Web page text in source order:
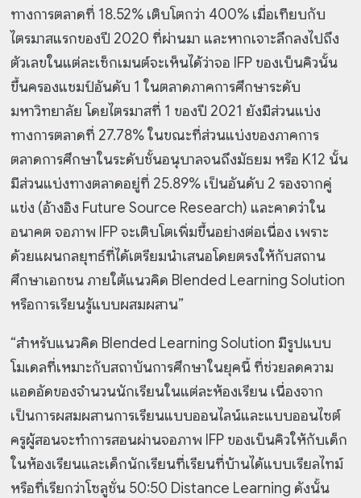
ทางการตลาดที่ 18.52% เติบโตกว่า 400% เมื่อเทียบกับ
ไตรมาสแรกของปี 2020 ที่ผ่านมา และหากเจาะลึกลงไปถึง
ตัวเลขในแต่ละเซ็กเมนต์จะเห็นได้ว่าจอ IFP ของเบ็นคิวนั้น
ขึ้นครองแชมป์อันดับ 1 ในตลาดภาคการศึกษาระดับ
มหาวิทยาลัย โดยไตรมาสที่ 1 ของปี 2021 ยังมีส่วนแบ่ง
ทางการตลาดที่ 27.78% ในขณะที่ส่วนแบ่งของภาคการ
ตลาดการศึกษาในระดับชั้นอนุบาลจนถึงมัธยม หรือ K12 นั้น
มีส่วนแบ่งทางตลาดอยู่ที่ 25.89% เป็นอันดับ 2 รองจากคู่
แข่ง (อ้างอิง Future Source Research) และคาดว่าใน
อนาคต จอภาพ IFP จะเติบโตเพิ่มขึ้นอย่างต่อเนื่อง เพราะ
ด้วยแผนกลยุทธ์ที่ได้เตรียมนำเสนอโดยตรงให้กับสถาน
ศึกษาเอกชน ภายใต้แนวคิด Blended Learning Solution
หรือการเรียนรู้แบบผสมผสาน”
“สำหรับแนวคิด Blended Learning Solution มีรูปแบบ
โมเดลที่เหมาะกับสถาบันการศึกษาในยุคนี้ ที่ช่วยลดความ
แอดอัดของจำนวนนักเรียนในแต่ละห้องเรียน เนื่องจาก
เป็นการผสมผสานการเรียนแบบออนไลน์และแบบออนไซต์
ครูผู้สอนจะทำการสอนผ่านจอภาพ IFP ของเบ็นคิวให้กับเด็ก
ในห้องเรียนและเด็กนักเรียนที่เรียนที่บ้านได้แบบเรียลไทม์
หรือที่เรียกว่าโซลูชั่น 50:50 Distance Learning ดังนั้น